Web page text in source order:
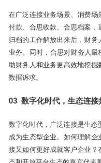
在广泛连接业务场景、消费
付款、合思收款、合思档案，
归档的工作解放出来后，财务
业务。同时，合思对财务人
助财务人和业务更高效地挖
数据诉求。
03 数字化时代，生态连接
数字化时代，广泛连接是生态
成为生态型企业。如何理解
接又如何更好成就客户企业